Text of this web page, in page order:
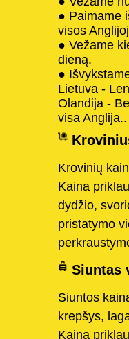
● Paimame
visos
● Vežame
dieną.
●
Lietuva -
Olandija -
visa Anglija..
Krovinių
Kaina
dydžio,
pristatymo
Siuntas
Siuntos
krepšys,
Kaina